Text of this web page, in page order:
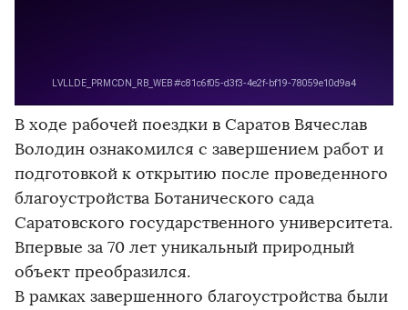
В ходе рабочей поездки в Саратов Вячеслав
Володин ознакомился с завершением работ и
подготовкой к открытию после проведенного
благоустройства Ботанического сада
Саратовского государственного университета.
Впервые за 70 лет уникальный природный
объект преобразился.
В рамках завершенного благоустройства были